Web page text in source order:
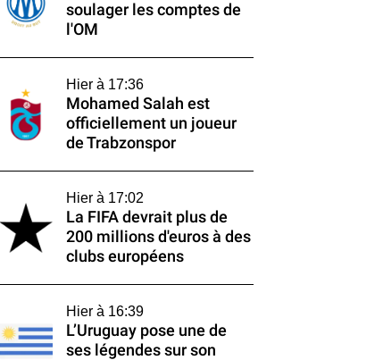
soulager les comptes de
l'OM
Hier à 17:36
Mohamed Salah est
officiellement un joueur
de Trabzonspor
Hier à 17:02
La FIFA devrait plus de
200 millions d'euros à des
clubs européens
Hier à 16:39
L’Uruguay pose une de
ses légendes sur son